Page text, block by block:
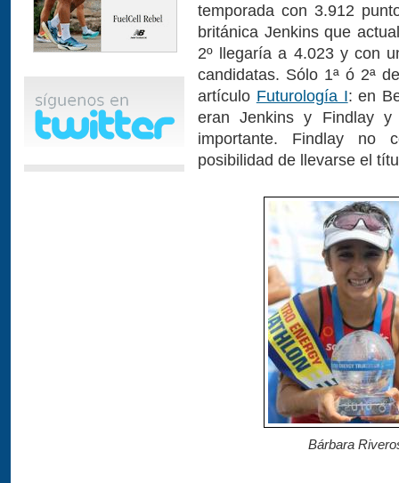
temporada con 3.912
británica Jenkins que
2º llegaría a 4.023 y con
candidatas. Sólo 1ª ó 2ª
artículo Futurología I: en
eran Jenkins y Findlay
importante. Findlay no
posibilidad de llevarse el
Bárbara